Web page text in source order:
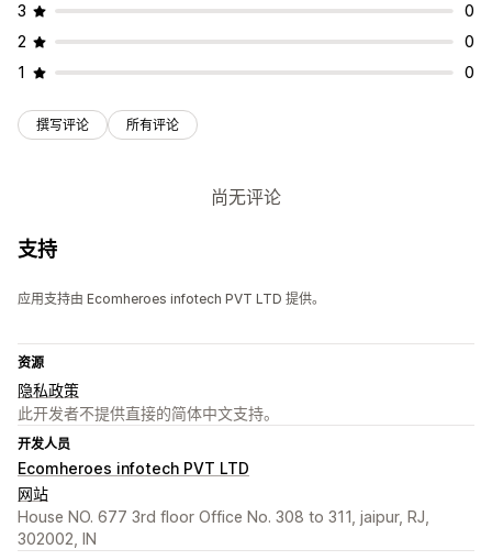
3
0
2
0
1
0
撰写评论 所有评论
尚无评论
支持
应用支持由 Ecomheroes infotech PVT LTD 提供。
资源
隐私政策
此开发者不提供直接的简体中文支持。
开发人员
Ecomheroes infotech PVT LTD
网站
House NO. 677 3rd floor Office No. 308 to 311, jaipur, RJ,
302002, IN